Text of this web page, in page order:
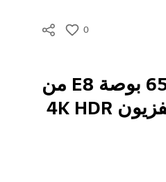
0
h
سلاسل تلفزيون OLED مقاس 65 بوصة E8 من
LG تصميم صورة على زجاج، تلفزيون 4K HDR